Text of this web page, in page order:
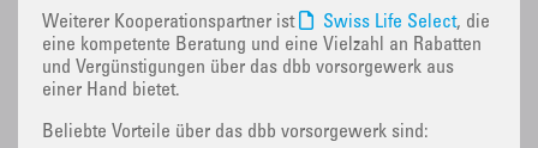
Weiterer Kooperationspartner ist Swiss Life Select, die
eine kompetente Beratung und eine Vielzahl an Rabatten
und Vergünstigungen über das dbb vorsorgewerk aus
einer Hand bietet.
Beliebte Vorteile über das dbb vorsorgewerk sind: